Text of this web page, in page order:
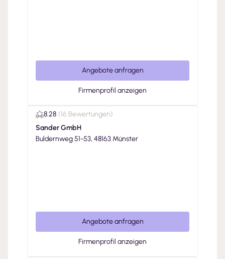
Angebote anfragen
Firmenprofil anzeigen
8.28 (16 Bewertungen)
Sander GmbH
Buldernweg 51-53, 48163 Münster
Angebote anfragen
Firmenprofil anzeigen